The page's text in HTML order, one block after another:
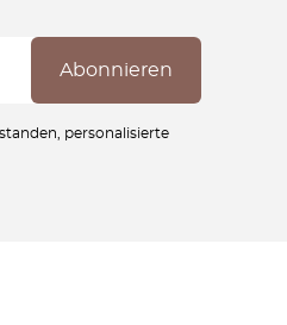
personalisierte